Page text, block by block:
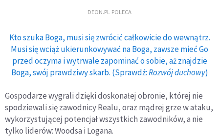
DEON.PL POLECA
Kto szuka Boga, musi się zwrócić całkowicie do wewnątrz.
Musi się wciąż ukierunkowywać na Boga, zawsze mieć Go
przed oczyma i wytrwale zapominać o sobie, aż znajdzie
Boga, swój prawdziwy skarb. (Sprawdź:Rozwój duchowy)
Gospodarze wygrali dzięki doskonałej obronie, której nie
spodziewali się zawodnicy Realu, oraz mądrej grze w ataku,
wykorzystującej potencjał wszystkich zawodników, a nie
tylko liderów: Woodsa i Logana.